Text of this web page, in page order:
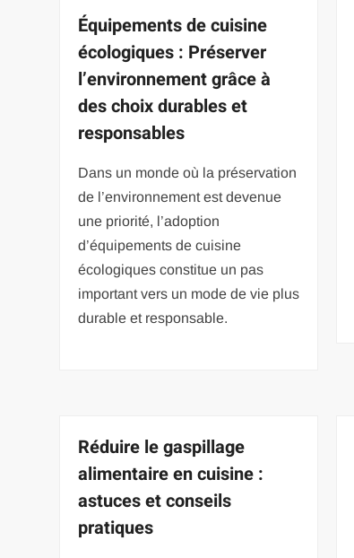
Équipements de cuisine
écologiques : Préserver
l’environnement grâce à
des choix durables et
responsables
Dans un monde où la préservation
de l’environnement est devenue
une priorité, l’adoption
d’équipements de cuisine
écologiques constitue un pas
important vers un mode de vie plus
durable et responsable.
Réduire le gaspillage
alimentaire en cuisine :
astuces et conseils
pratiques